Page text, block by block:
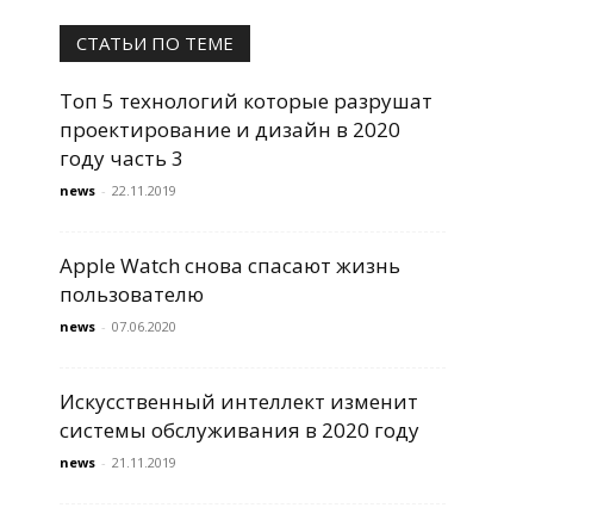
СТАТЬИ ПО ТЕМЕ
Топ 5 технологий которые разрушат
проектирование и дизайн в 2020
году часть 3
news - 22.11.2019
Apple Watch снова спасают жизнь
пользователю
news - 07.06.2020
Искусственный интеллект изменит
системы обслуживания в 2020 году
news - 21.11.2019